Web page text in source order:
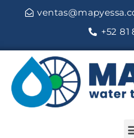
+52